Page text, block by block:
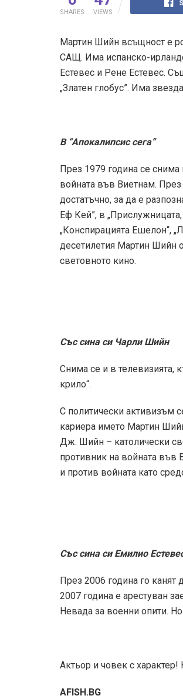
SHARES VIEWS
Мартин Шийн всъщност е
САЩ. Има испанско-
Естевес и Рене Естевес.
„Златен глобус”. Има
В “Апокалипсис сега”
През 1979 година се снима
войната във Виетнам. През
достатъчно, за да е
Еф Кей”, в
„Конспирацията Ешелон“,
десетилетия Мартин Шийн
световното кино.
Със сина си Чарли Шийн
Снима се и в телевизията,
крило“.
С политически активизъм
кариера името Мартин
Дж. Шийн – католически
противник на войната във
и против войната като
Със сина си Емилио
През 2006 година го канят
2007 година е арестуван
Невада за военни опити.
Актьор и човек с
AFISH.BG